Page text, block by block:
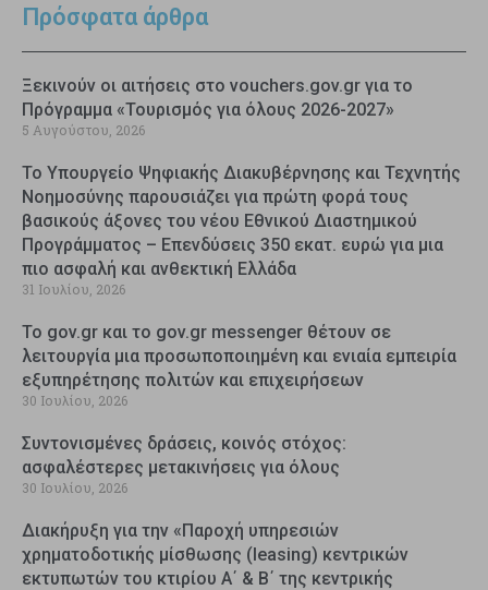
Πρόσφατα άρθρα
Ξεκινούν οι αιτήσεις στο vouchers.gov.gr για το
Πρόγραμμα «Τουρισμός για όλους 2026-2027»
5 Αυγούστου, 2026
Το Υπουργείο Ψηφιακής Διακυβέρνησης και Τεχνητής
Νοημοσύνης παρουσιάζει για πρώτη φορά τους
βασικούς άξονες του νέου Εθνικού Διαστημικού
Προγράμματος – Επενδύσεις 350 εκατ. ευρώ για μια
πιο ασφαλή και ανθεκτική Ελλάδα
31 Ιουλίου, 2026
Το gov.gr και το gov.gr messenger θέτουν σε
λειτουργία μια προσωποποιημένη και ενιαία εμπειρία
εξυπηρέτησης πολιτών και επιχειρήσεων
30 Ιουλίου, 2026
Συντονισμένες δράσεις, κοινός στόχος:
ασφαλέστερες μετακινήσεις για όλους
30 Ιουλίου, 2026
Διακήρυξη για την «Παροχή υπηρεσιών
χρηματοδοτικής μίσθωσης (leasing) κεντρικών
εκτυπωτών του κτιρίου Α΄ & Β΄ της κεντρικής